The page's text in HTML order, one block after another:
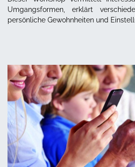
Umgangsformen, erklärt
persönliche Gewohnheiten und